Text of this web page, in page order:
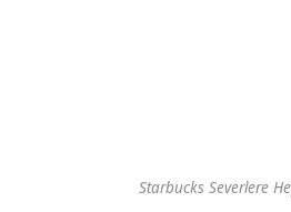
Starbucks Severlere